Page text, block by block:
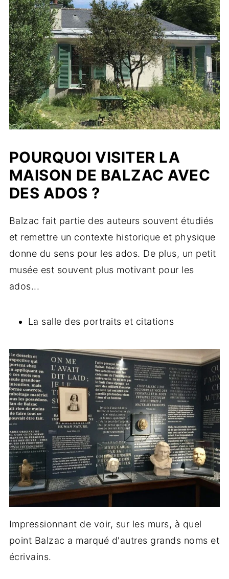
POURQUOI VISITER LA
MAISON DE BALZAC AVEC
DES ADOS ?
Balzac fait partie des auteurs souvent étudiés
et remettre un contexte historique et physique
donne du sens pour les ados. De plus, un petit
musée est souvent plus motivant pour les
ados...
La salle des portraits et citations
Impressionnant de voir, sur les murs, à quel
point Balzac a marqué d'autres grands noms et
écrivains.